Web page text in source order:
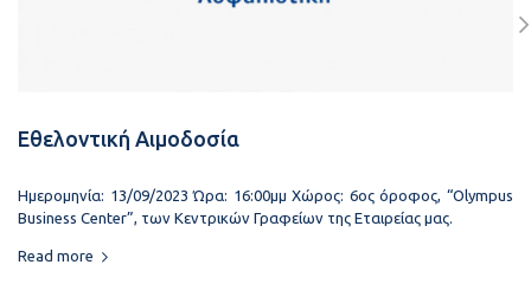
Εθελοντική Αιμοδοσία
Ημερομηνία: 13/09/2023 Ώρα: 16:00μμ Χώρος: 6ος όροφος, “Olympus
Business Center”, των Κεντρικών Γραφείων της Εταιρείας μας.
Read more